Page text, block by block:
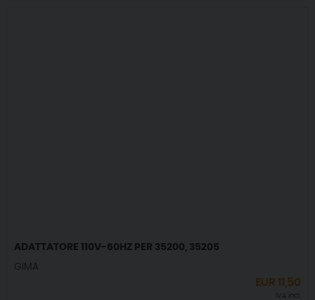
ADATTATORE 110V-60HZ PER 35200, 35205
GIMA
EUR11,50
IVA incl.